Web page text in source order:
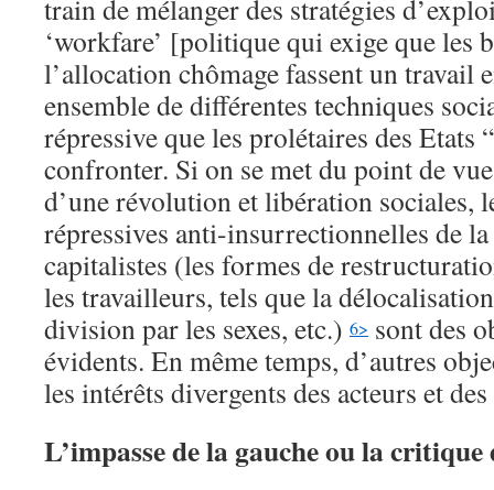
train de mélanger des stratégies
‘workfare’ [politique qui exige que les
l’allocation chômage fassent un travail
ensemble de différentes techniques
répressive que les prolétaires des Etats
confronter. Si on se met du point de
d’une révolution et libération sociales,
répressives anti-insurrectionnelles de
capitalistes (les formes de
les travailleurs, tels que la
division par les sexes, etc.) 6> sont des
évidents. En même temps, d’autres
les intérêts divergents des acteurs et
L’impasse de la gauche ou la